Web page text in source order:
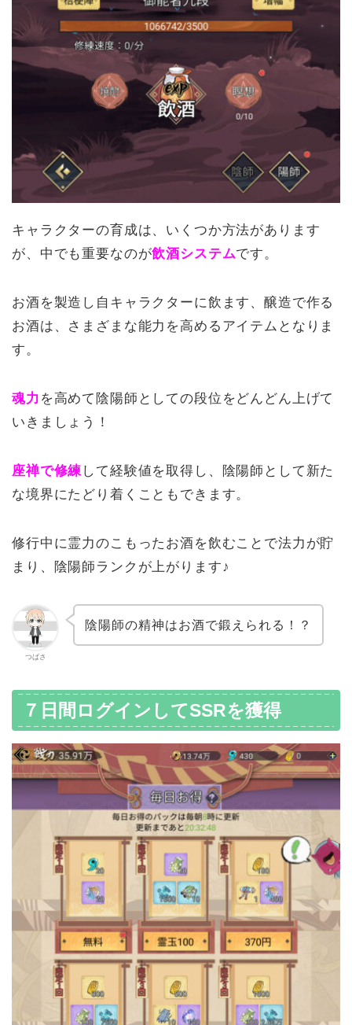
キャラクターの育成は、いくつか方法があります
が、中でも重要なのが飲酒システムです。
お酒を製造し自キャラクターに飲ます、醸造で作る
お酒は、さまざまな能力を高めるアイテムとなりま
す。
魂力 を高めて陰陽師としての段位をどんどん上げて
いきましょう！
座禅で修練して経験値を取得し、陰陽師として新た
な境界にたどり着くこともできます。
修行中に霊力のこもったお酒を飲むことで法力が貯
まり、陰陽師ランクが上がります♪
つばさ
陰陽師の精神はお酒で鍛えられる！？
７日間ログインしてSSRを獲得